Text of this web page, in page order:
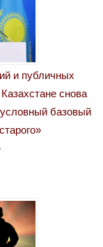
и публичных
снова
базовый